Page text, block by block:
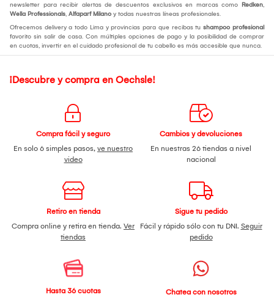
newsletter para recibir alertas de descuentos exclusivos en marcas como Redken,
Wella Professionals, Alfaparf Milano y todas nuestras líneas profesionales.
Ofrecemos delivery a todo Lima y provincias para que recibas tu shampoo profesional
favorito sin salir de casa. Con múltiples opciones de pago y la posibilidad de comprar
en cuotas, invertir en el cuidado profesional de tu cabello es más accesible que nunca.
¡Descubre y compra en Oechsle!
Compra fácil y seguro
En solo 6 simples pasos, ve nuestro
video
Cambios y devoluciones
En nuestras 26 tiendas a nivel
nacional
Retiro en tienda
Compra online y retira en tienda. Ver
tiendas
Sigue tu pedido
Fácil y rápido sólo con tu DNI. Seguir
pedido
Hasta 36 cuotas
Chatea con nosotros